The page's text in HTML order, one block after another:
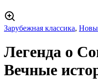
Зарубежная классика,
Легенда о
Вечные